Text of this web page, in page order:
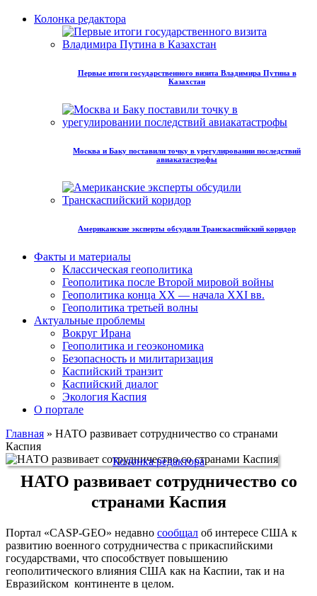
Колонка редактора
Первые итоги государственного визита Владимира Путина в
Казахстан
Москва и Баку поставили точку в урегулировании последствий
авиакатастрофы
Американские эксперты обсудили Транскаспийский коридор
Факты и материалы
Классическая геополитика
Геополитика после Второй мировой войны
Геополитика конца XX — начала XXI вв.
Геополитика третьей волны
Актуальные проблемы
Вокруг Ирана
Геополитика и геоэкономика
Безопасность и милитаризация
Каспийский транзит
Каспийский диалог
Экология Каспия
О портале
Главная » НАТО развивает сотрудничество со странами
Каспия
Колонка редактора
НАТО развивает сотрудничество со
странами Каспия
Портал «CASP-GEO» недавно сообщал об интересе США к
развитию военного сотрудничества с прикаспийскими
государствами, что способствует повышению
геополитического влияния США как на Каспии, так и на
Евразийском континенте в целом.